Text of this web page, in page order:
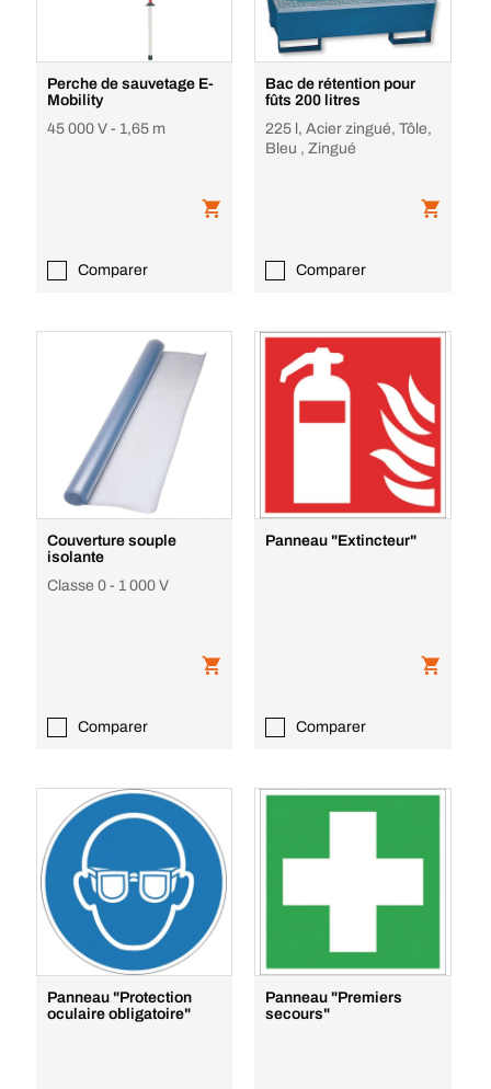
Perche de sauvetage E-
Mobility
45 000 V - 1,65 m
Comparer
Bac de rétention pour
fûts 200 litres
225 l, Acier zingué, Tôle,
Bleu , Zingué
Comparer
Couverture souple
isolante
Classe 0 - 1 000 V
Comparer
Panneau "Extincteur"
Comparer
Panneau "Protection
oculaire obligatoire"
Panneau "Premiers
secours"